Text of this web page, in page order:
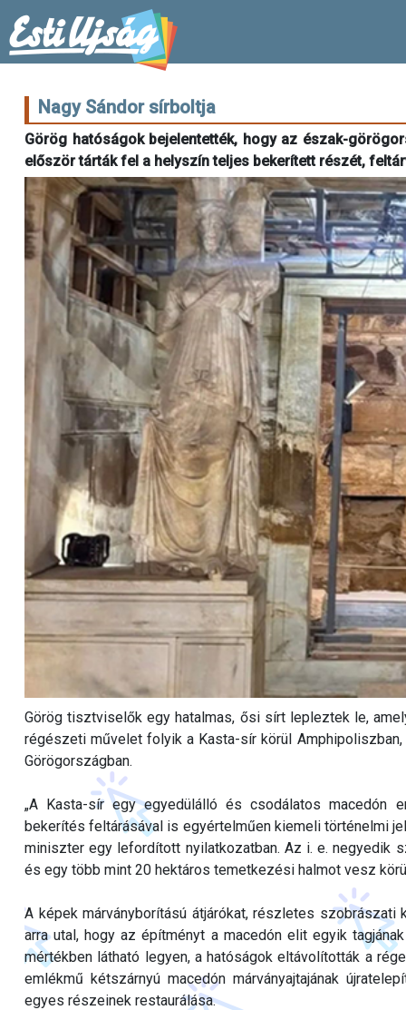
Nagy Sándor sírboltja
Görög hatóságok bejelentették, hogy az észak-
először tárták fel a helyszín teljes bekerített részét,
Görög tisztviselők egy hatalmas, ősi sírt lepleztek le,
régészeti művelet folyik a Kasta-sír körül
Görögországban.
„A Kasta-sír egy egyedülálló és csodálatos macedón
bekerítés feltárásával is egyértelműen kiemeli történelmi
miniszter egy lefordított nyilatkozatban. Az i. e. negyedik
és egy több mint 20 hektáros temetkezési halmot vesz
A képek márványborítású átjárókat, részletes
arra utal, hogy az építményt a macedón elit egyik
mértékben látható legyen, a hatóságok eltávolították a
emlékmű kétszárnyú macedón márványajtajának
egyes részeinek restaurálása.